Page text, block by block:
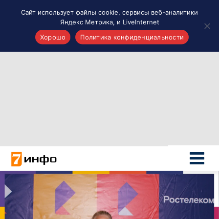
Новости России
Политика
Новости мира
Все материалы 7инфо
О НАС
Сайт использует файлы cookie, сервисы веб-аналитики
Яндекс Метрика, и LiveInternet
Хорошо
Политика конфиденциальности